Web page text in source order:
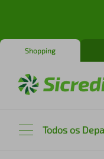
Shopping
Todos os